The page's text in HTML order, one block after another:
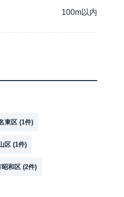
100m以内
東区 (1件)
区 (1件)
昭和区 (2件)